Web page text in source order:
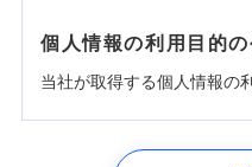
個人情報の利用目的
当社が取得する個人情報の